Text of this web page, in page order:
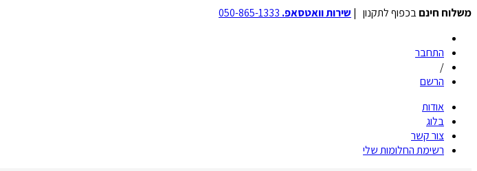
משלוח חינםבכפוף לתקנון | שירות וואטסאפ.
התחבר
/
הרשם
אודות
בלוג
צור קשר
רשימת החלומות שלי